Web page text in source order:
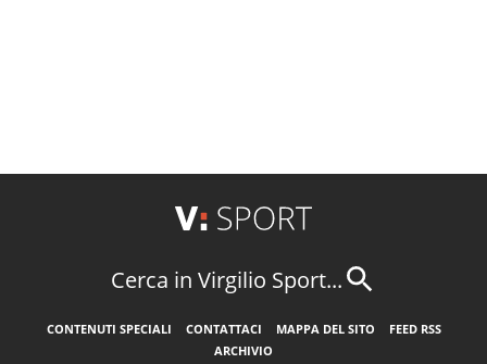
Cerca in Virgilio Sport...
CONTENUTI SPECIALI CONTATTACI MAPPA DEL SITO
FEED RSS
ARCHIVIO